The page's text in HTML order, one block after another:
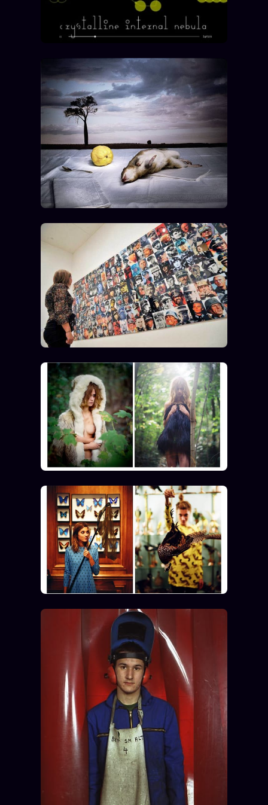
Archive complète
Récents
À la une
Recherche ⌕
Tous les tags
Soumettre un tip
Nous écrire
Business
FAQ
Corrections · Erratum
Mentions légales
llms.txt